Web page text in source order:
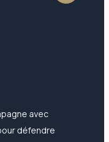
avec
défendre